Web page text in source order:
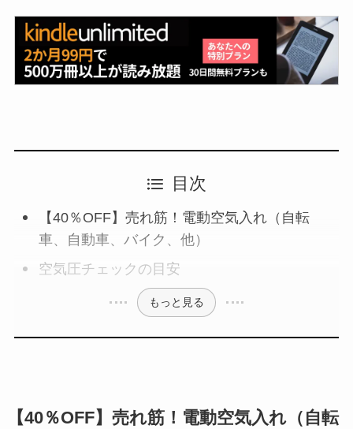
目次
【40％OFF】売れ筋！電動空気入れ（自転
車、自動車、バイク、他）
空気圧チェックの目安
もっと見る
【40％OFF】売れ筋！電動空気入れ（自転